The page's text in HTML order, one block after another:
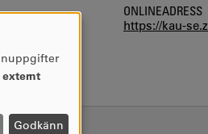
ONLINEADRESS
https://kau-
Godkänn